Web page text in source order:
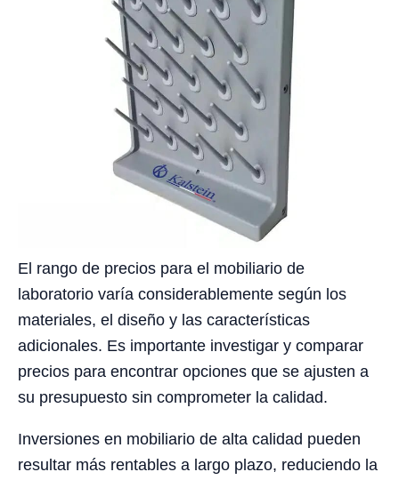
El rango de precios para el mobiliario de
laboratorio varía considerablemente según los
materiales, el diseño y las características
adicionales. Es importante investigar y comparar
precios para encontrar opciones que se ajusten a
su presupuesto sin comprometer la calidad.
Inversiones en mobiliario de alta calidad pueden
resultar más rentables a largo plazo, reduciendo la